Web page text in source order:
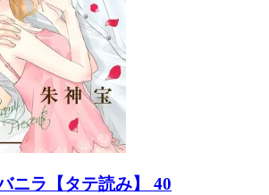
ニラ【タテ読み】 40